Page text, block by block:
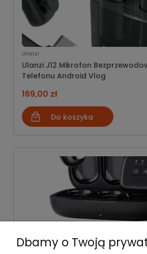
Ulanzi
Ulanzi J12 Mikrofon
Telefonu Android Vlog
169,00 zł
Do koszyka
Dbamy o Twoją